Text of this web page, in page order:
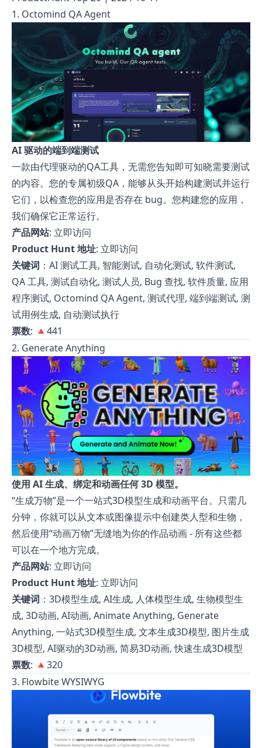
1. Octomind QA Agent
AI 驱动的端到端测试
一款由代理驱动的QA工具，无需您告知即可知晓需要测试
的内容。您的专属初级QA，能够从头开始构建测试并运行
它们，以检查您的应用是否存在 bug。您构建您的应用，
我们确保它正常运行。
产品网站: 立即访问
Product Hunt 地址: 立即访问
关键词 ：AI 测试工具, 智能测试, 自动化测试, 软件测试,
QA 工具, 测试自动化, 测试人员, Bug 查找, 软件质量, 应用
程序测试, Octomind QA Agent, 测试代理, 端到端测试, 测
试用例生成, 自动测试执行
票数: 🔺441
2. Generate Anything
使用 AI 生成、绑定和动画任何 3D 模型。
“生成万物”是一个一站式3D模型生成和动画平台。只需几
分钟，你就可以从文本或图像提示中创建类人型和生物，
然后使用“动画万物”无缝地为你的作品动画 - 所有这些都
可以在一个地方完成。
产品网站: 立即访问
Product Hunt 地址: 立即访问
关键词 ：3D模型生成, AI生成, 人体模型生成, 生物模型生
成, 3D动画, AI动画, Animate Anything, Generate
Anything, 一站式3D模型生成, 文本生成3D模型, 图片生成
3D模型, AI驱动的3D动画, 简易3D动画, 快速生成3D模型
票数: 🔺320
3. Flowbite WYSIWYG